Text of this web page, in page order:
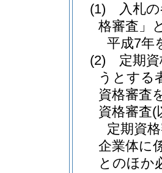
(1)
入札
格審査」
平成7年
(2)
定期
うとする
資格審査
資格審査(
定期資
企業体に
とのほか